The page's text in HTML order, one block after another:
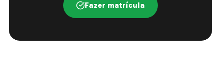
Fazer matrícula